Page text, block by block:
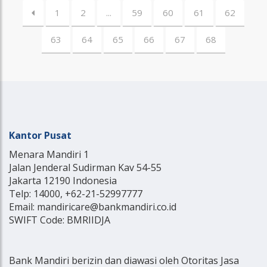
1 2 ... 59 60 61 62
63 64 65 66 67 68
Kantor Pusat
Menara Mandiri 1
Jalan Jenderal Sudirman Kav 54-55
Jakarta 12190 Indonesia
Telp: 14000, +62-21-52997777
Email: mandiricare@bankmandiri.co.id
SWIFT Code: BMRIIDJA
Bank Mandiri berizin dan diawasi oleh Otoritas Jasa